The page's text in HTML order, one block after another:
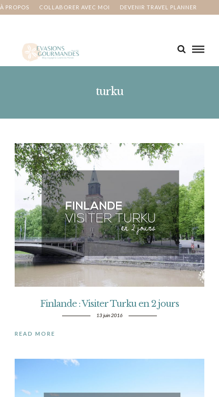
À PROPOS COLLABORER AVEC MOI DEVENIR TRAVEL PLANNER
turku
Finlande : Visiter Turku en 2 jours
13 juin 2016
READ MORE